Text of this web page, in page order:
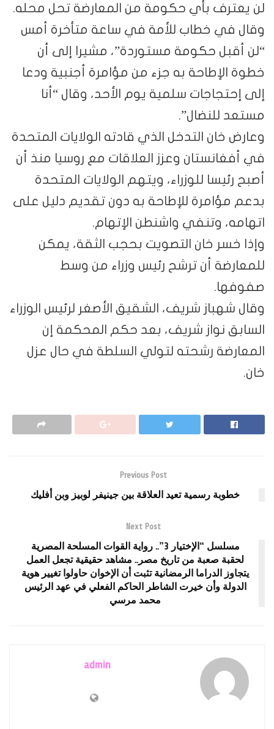
لن يعترف بأي حكومة من المعارضة تحل محله.
وقال في خطاب للأمة في ساعة متأخرة أمس
“لن أقبل حكومة مستوردة”، مشيرا إلى أن
خطوة الإطاحة به جزء من مؤامرة أجنبية ودعا
إلى إحتجاجات سلمية يوم الأحد، وقال “أنا
مستعد للنضال”.
وعارض خان التدخل الذي قادته الولايات المتحدة
في أفغانستان وعزز العلاقات مع روسيا منذ أن
أصبح رئيسا للوزراء، ويتهم الولايات المتحدة
بدعم مؤامرة للإطاحة به دون تقديم دليل على
اتهامه، وتنفي واشنطن الإتهام.
وإذا خسر خان التصويت بحجب الثقة، يمكن
للمعارضة أن ترشح رئيس وزراء من وسط
صفوفها.
وقال شهباز شريف، الشقيق الأصغر لرئيس الوزراء
السابق نواز شريف، بعد حكم المحكمة إن
المعارضة رشحته لتولي السلطة في حال عزل
خان.
Previous Post
خطوبة رسمية تعيد العلاقة بين جينيفر لوبيز وبن أفليك
Next Post
مسلسل “الإختيار 3”.. رواية القوات المسلحة المصرية
لحقبة صعبة من تاريخ مصر.. مشاهد حقيقية تجعل العمل
يتجاوز الدراما الرمضانية تثبت أن الإخوان حاولوا تغيير هوية
الدولة وأن خيرت الشاطر الحاكم الفعلي في عهد الرئيس
محمد مرسي
admin